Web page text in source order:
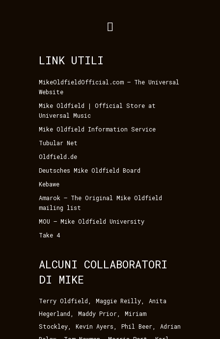
LINK UTILI
MikeOldfieldOfficial.com – The Universal
Website
Mike Oldfield | Official Store at
Universal Music
Mike Oldfield Information Service
Tubular Net
Oldfield.de
Deutsches Mike Oldfield Board
Kebawe
Amarok – The Original Mike Oldfield
mailing list
MOU – Mike Oldfield University
Take 4
ALCUNI COLLABORATORI
DI MIKE
Terry Oldfield, Maggie Reilly,
Anita
Hegerland, Maddy Prior, Miriam
Stockley, Kevin Ayers, Phil Beer,
Adrian